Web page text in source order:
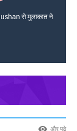
से मुलाकात ने
और पढे